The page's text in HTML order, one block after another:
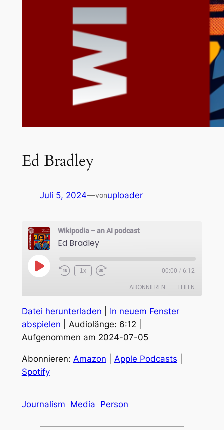
Ed Bradley
Juli 5, 2024—vonuploader
Wikipodia – an AI podcast
Ed Bradley
Play
Episode
1x 00:00 / 6:12
ABONNIEREN TEILEN
Amazon Apple Podcasts
TEILEN
LINK
EMBED
Datei herunterladen
In neuem Fenster
abspielen
Audiolänge: 6:12
Aufgenommen am 2024-07-05
Abonnieren: Amazon Apple Podcasts
Spotify
Journalism Media Person